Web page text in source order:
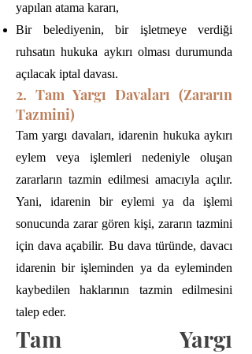
yapılan atama kararı,
Bir belediyenin, bir işletmeye verdiği
ruhsatın hukuka aykırı olması durumunda
açılacak iptal davası.
2. Tam Yargı Davaları (Zararın
Tazmini)
Tam yargı davaları, idarenin hukuka aykırı
eylem veya işlemleri nedeniyle oluşan
zararların tazmin edilmesi amacıyla açılır.
Yani, idarenin bir eylemi ya da işlemi
sonucunda zarar gören kişi, zararın tazmini
için dava açabilir. Bu dava türünde, davacı
idarenin bir işleminden ya da eyleminden
kaybedilen haklarının tazmin edilmesini
talep eder.
Tam Yargı